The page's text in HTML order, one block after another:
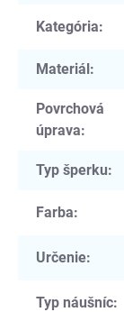
Kategória:
Materiál:
Povrchová
úprava:
Typ šperku:
Farba:
Určenie:
Typ náušníc: